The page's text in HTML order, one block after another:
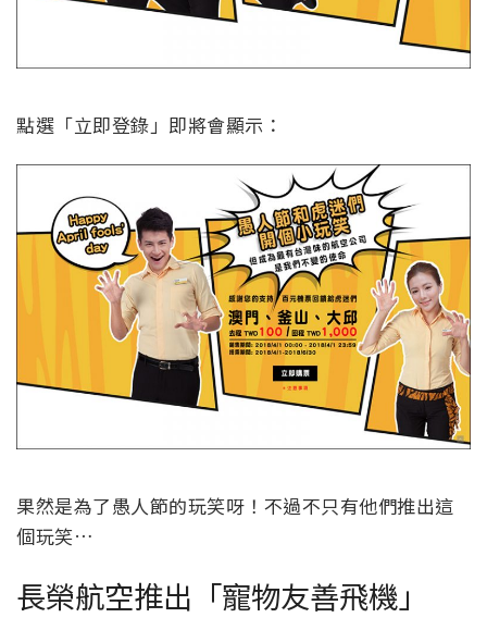
點選「立即登錄」即將會顯示：
果然是為了愚人節的玩笑呀！不過不只有他們推出這
個玩笑…
長榮航空推出「寵物友善飛機」